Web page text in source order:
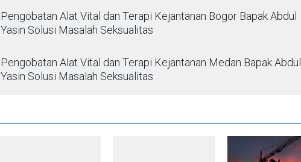
Pengobatan Alat Vital dan Terapi Kejantanan Bogor Bapak Abdul
Yasin Solusi Masalah Seksualitas
Pengobatan Alat Vital dan Terapi Kejantanan Medan Bapak Abdul
Yasin Solusi Masalah Seksualitas